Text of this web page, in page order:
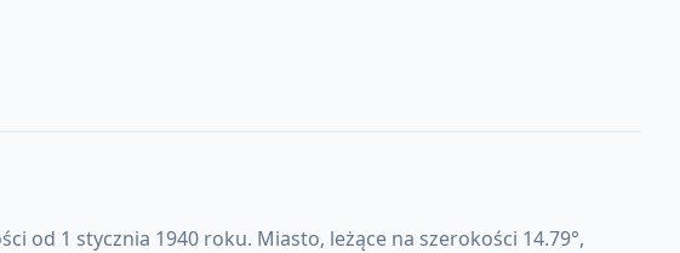
od 1 stycznia 1940 roku. Miasto, leżące na szerokości 14.79°,